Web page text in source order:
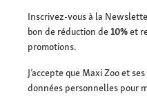
Inscrivez-vous à la
bon de réduction de10%et
promotions.
J’accepte que Maxi Zoo et
données personnelles pour